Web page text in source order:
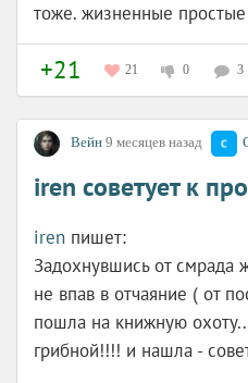
тоже. жизненные простые
+21 21 0 3
Вейн 9 месяцев назад
iren советует к
iren пишет:
Задохнувшись от смрада
не впав в отчаяние ( от
пошла на книжную
грибной!!!! и нашла -